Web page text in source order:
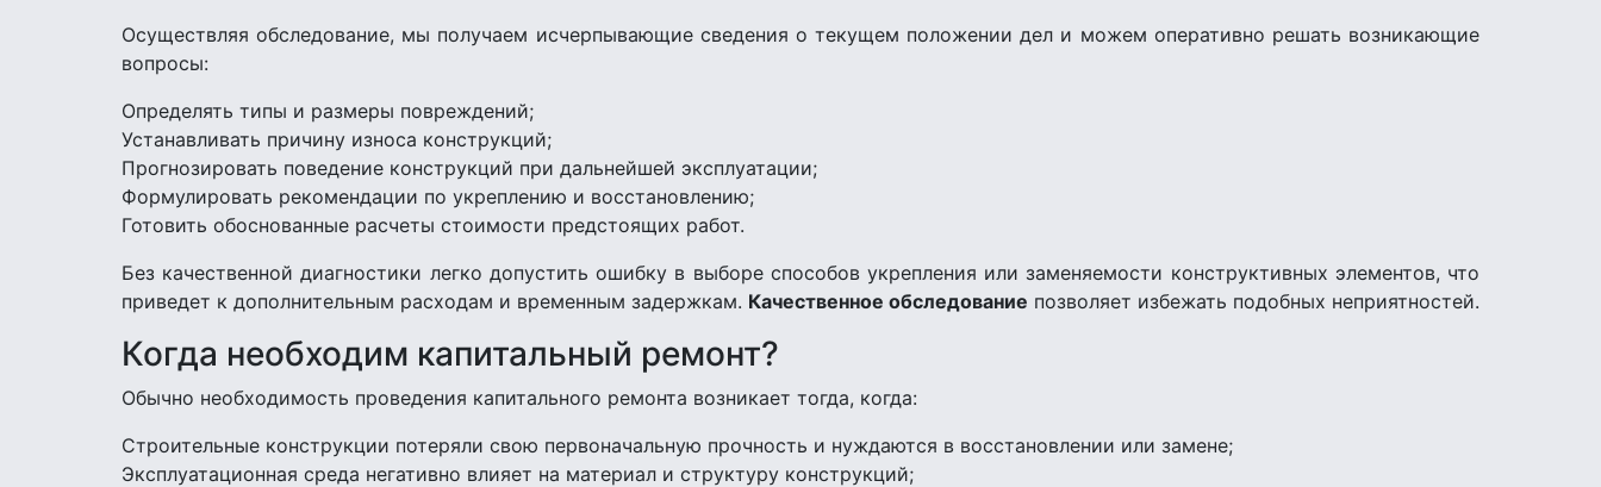
Осуществляя обследование, мы получаем исчерпывающие сведения о текущем положении дел и можем оперативно решать возникающие
вопросы:
Определять типы и размеры повреждений;
Устанавливать причину износа конструкций;
Прогнозировать поведение конструкций при дальнейшей эксплуатации;
Формулировать рекомендации по укреплению и восстановлению;
Готовить обоснованные расчеты стоимости предстоящих работ.
Без качественной диагностики легко допустить ошибку в выборе способов укрепления или заменяемости конструктивных элементов, что
приведет к дополнительным расходам и временным задержкам. Качественное обследование позволяет избежать подобных неприятностей.
Когда необходим капитальный ремонт?
Обычно необходимость проведения капитального ремонта возникает тогда, когда:
Строительные конструкции потеряли свою первоначальную прочность и нуждаются в восстановлении или замене;
Эксплуатационная среда негативно влияет на материал и структуру конструкций;